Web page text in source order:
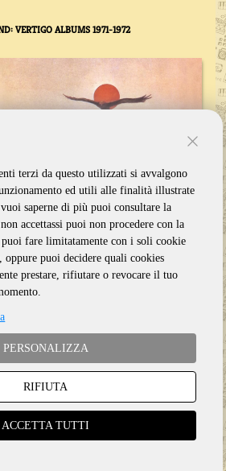
VERTIGO ALBUMS 1971-1972
terzi da questo utilizzati si avvalgono
ed utili alle finalità illustrate
saperne di più puoi consultare la
accettassi puoi non procedere con la
fare limitatamente con i soli cookie
oppure puoi decidere quali cookies
prestare, rifiutare o revocare il tuo
PERSONALIZZA
RIFIUTA
ACCETTA TUTTI